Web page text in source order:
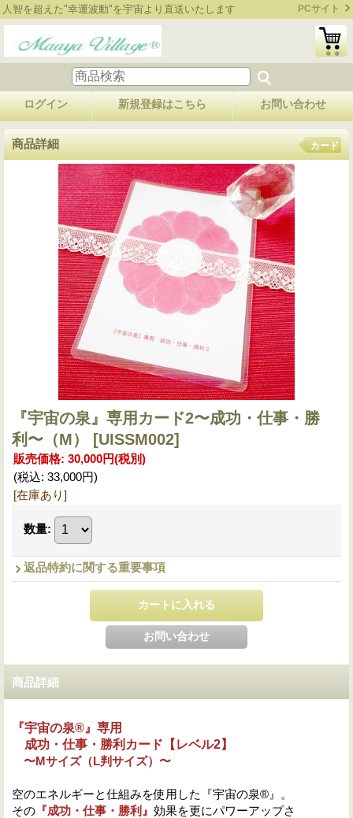
人智を超えた"幸運波動"を宇宙より直送いたします PCサイト
ログイン 新規登録はこちら お問い合わせ
商品詳細 カード
『宇宙の泉』専用カード2〜成功・仕事・勝
利〜（M） [UISSM002]
販売価格: 30,000円(税別)
(税込: 33,000円)
[在庫あり]
数量:
返品特約に関する重要事項
商品詳細
『宇宙の泉® 』 専用
成功・仕事・勝利カード【レベル2】
〜Mサイズ（L判サイズ）〜
空のエネルギーと仕組みを使用した『宇宙の泉®』。
その 『成功・仕事・勝利』 効果を更にパワーアップさ